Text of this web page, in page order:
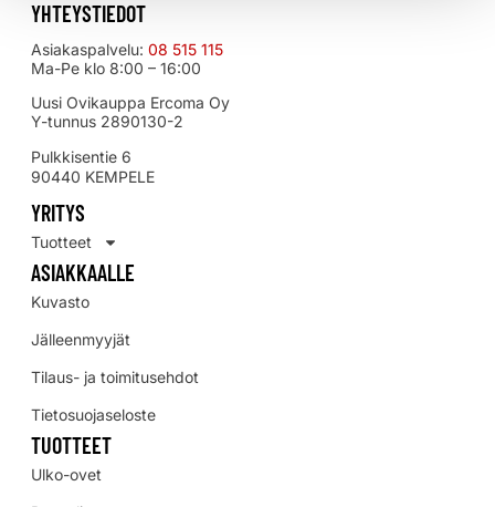
YHTEYSTIEDOT
Asiakaspalvelu: 08 515 115
Ma-Pe klo 8:00 – 16:00
Uusi Ovikauppa Ercoma Oy
Y-tunnus 2890130-2
Pulkkisentie 6
90440 KEMPELE
YRITYS
Tuotteet
ASIAKKAALLE
Kuvasto
Jälleenmyyjät
Tilaus- ja toimitusehdot
Tietosuojaseloste
TUOTTEET
Ulko-ovet